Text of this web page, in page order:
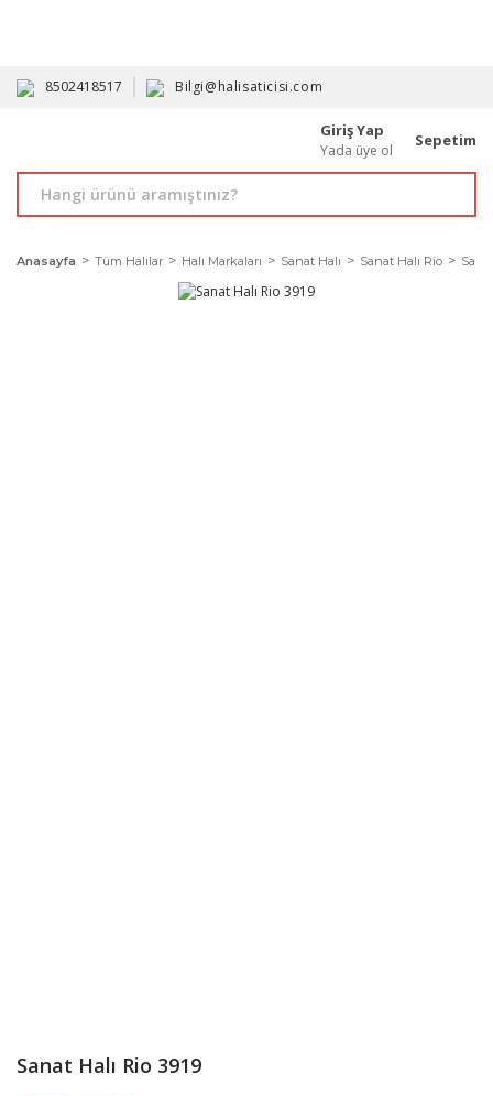
8502418517 Bilgi@halisaticisi.com
Giriş Yap
Yada üye ol
Sepetim
Anasayfa Tüm Halılar Halı Markaları Sanat Halı Sanat Halı Rio
Sanat Halı Rio 3919